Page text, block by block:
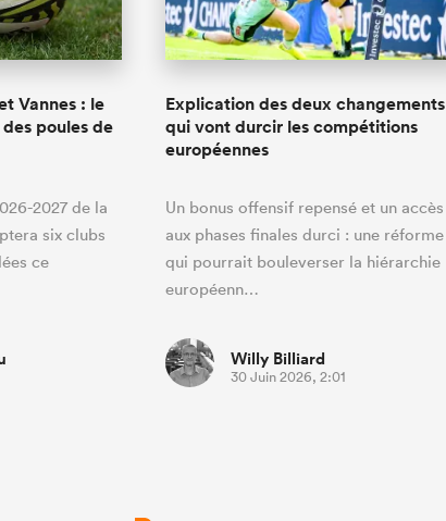
Vannes : le
poules de
2027 de la
six clubs
ce
Explication des deux changements
qui vont durcir les compétitions
européennes
Un bonus offensif repensé et un accès
aux phases finales durci : une réforme
qui pourrait bouleverser la hiérarchie
européenn…
Willy Billiard
30 Juin 2026, 2:01